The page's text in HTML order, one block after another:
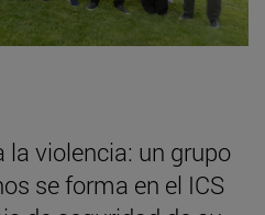
violencia: un grupo
se forma en el ICS